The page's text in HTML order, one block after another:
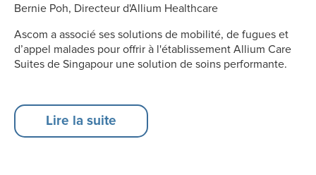
Bernie Poh, Directeur d'Allium Healthcare
Ascom a associé ses solutions de mobilité, de fugues et
d’appel malades pour offrir à l'établissement Allium Care
Suites de Singapour une solution de soins performante.
Lire la suite